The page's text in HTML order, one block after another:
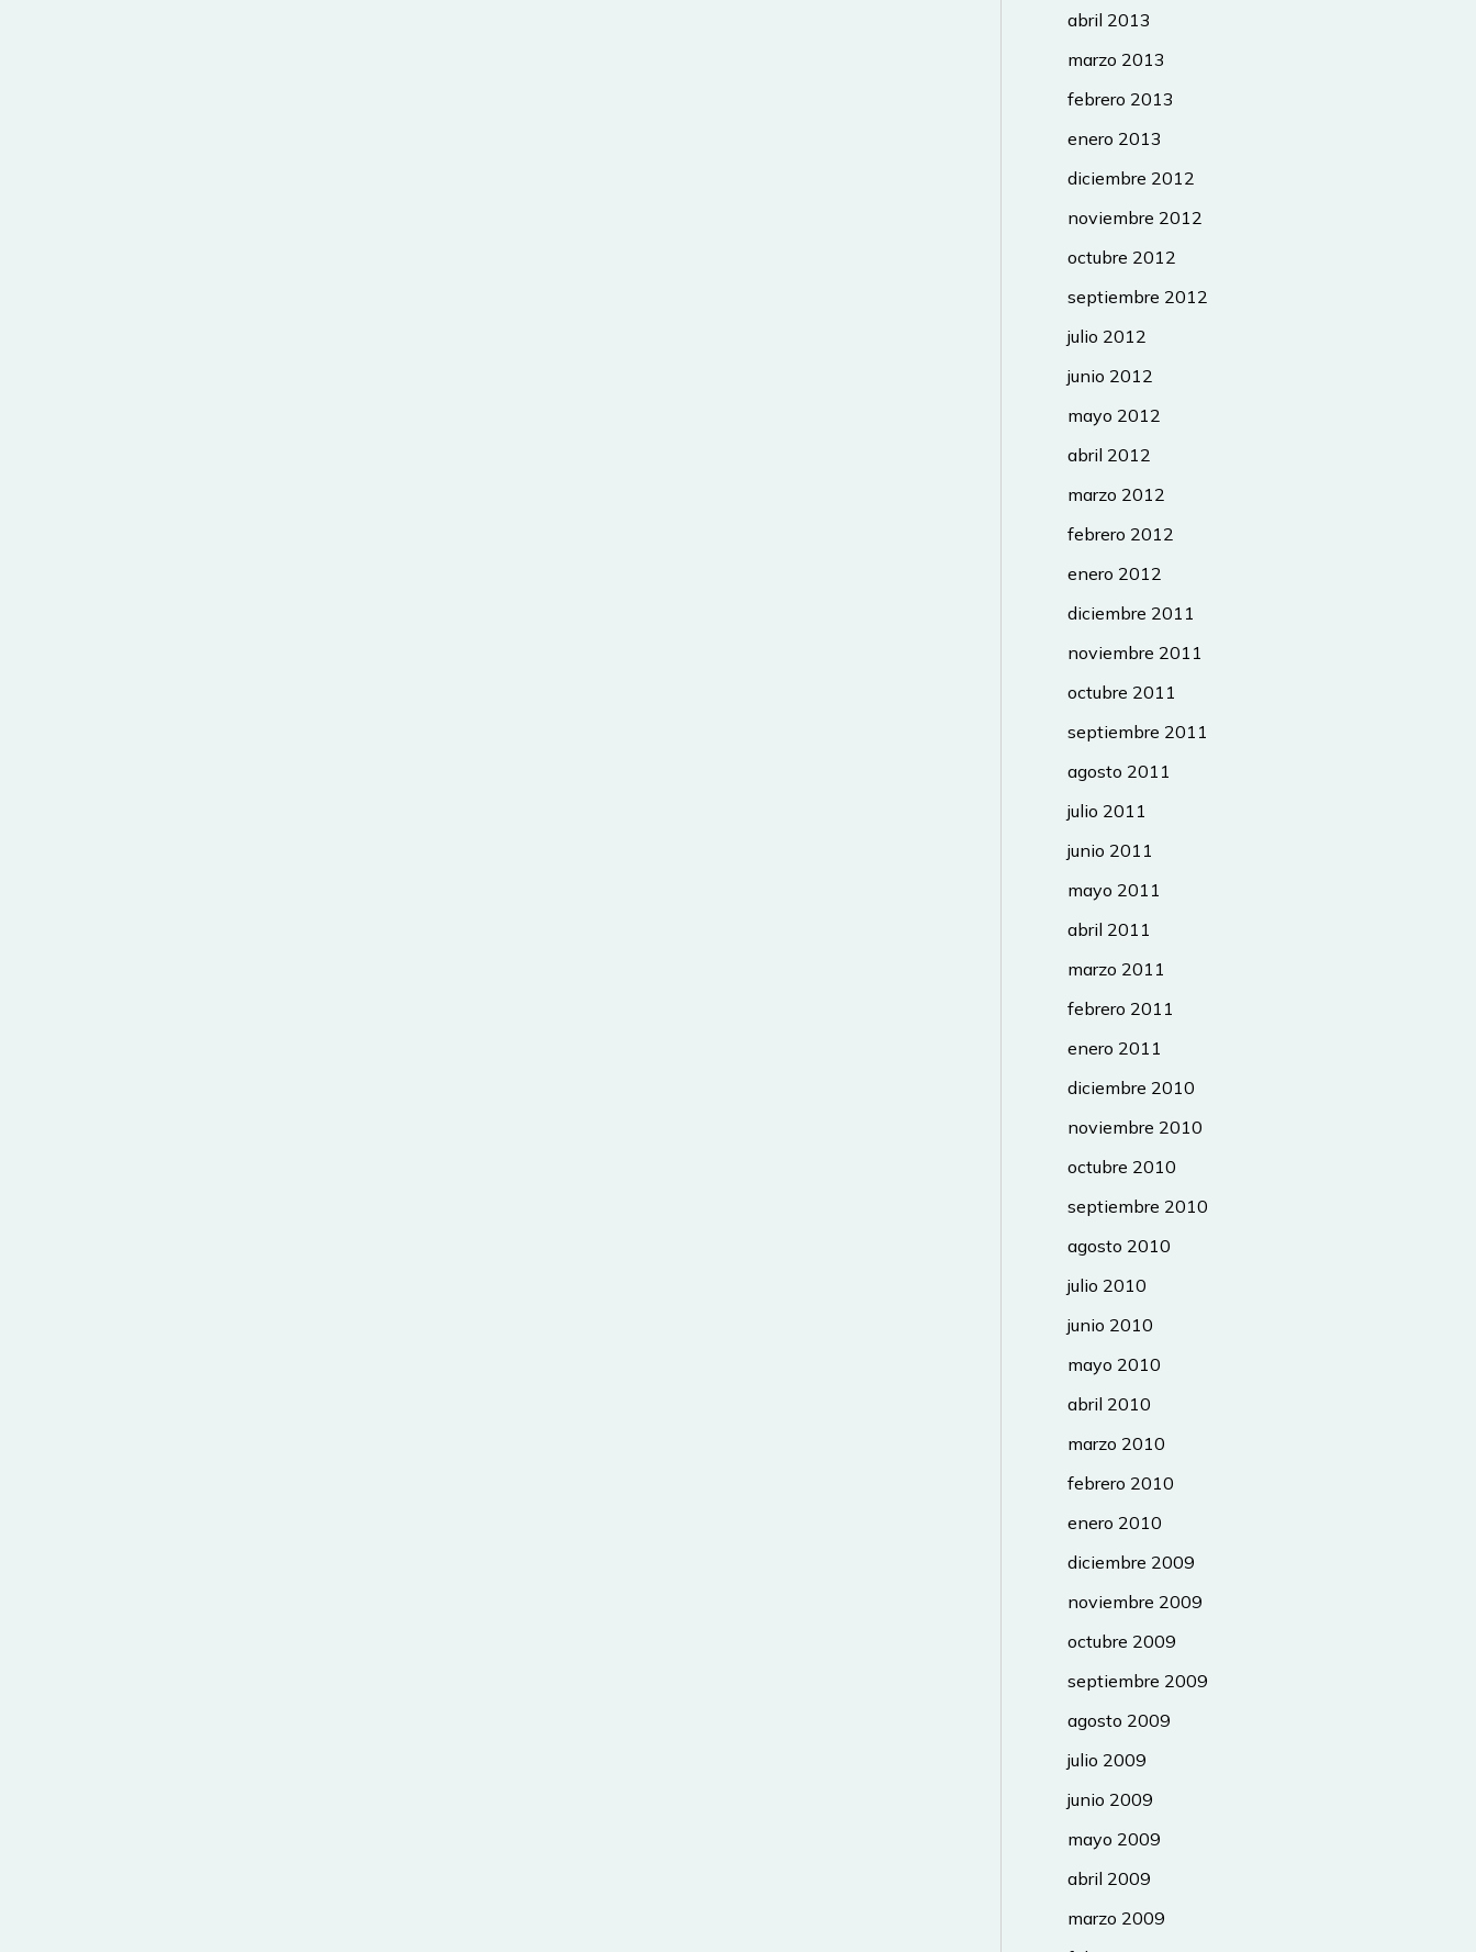
abril 2013
marzo 2013
febrero 2013
enero 2013
diciembre 2012
noviembre 2012
octubre 2012
septiembre 2012
julio 2012
junio 2012
mayo 2012
abril 2012
marzo 2012
febrero 2012
enero 2012
diciembre 2011
noviembre 2011
octubre 2011
septiembre 2011
agosto 2011
julio 2011
junio 2011
mayo 2011
abril 2011
marzo 2011
febrero 2011
enero 2011
diciembre 2010
noviembre 2010
octubre 2010
septiembre 2010
agosto 2010
julio 2010
junio 2010
mayo 2010
abril 2010
marzo 2010
febrero 2010
enero 2010
diciembre 2009
noviembre 2009
octubre 2009
septiembre 2009
agosto 2009
julio 2009
junio 2009
mayo 2009
abril 2009
marzo 2009